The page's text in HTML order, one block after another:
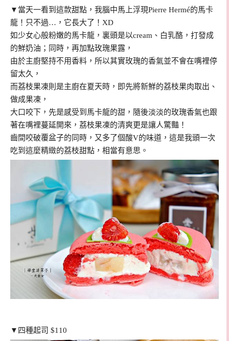
▼當天一看到這款甜點，我腦中馬上浮現Pierre Hermé的馬卡
龍！只不過…，它長大了！XD
如少女心般粉嫩的馬卡龍，裏頭是以cream、白乳酪，打發成
的鮮奶油；同時，再加點玫瑰果露，
由於主廚堅持不用香料，所以其實玫瑰的香氣並不會在嘴裡停
留太久，
而荔枝果凍則是主廚在夏天時，即先將新鮮的荔枝果肉取出、
做成果凍，
大口咬下，先是感受到馬卡龍的甜，隨後淡淡的玫瑰香氣也跟
著在嘴裡蔓延開來，荔枝果凍的清爽更是讓人驚豔！
齒間咬破覆盆子的同時，又多了個酸V的味道，這是我頭一次
吃到這麼精緻的荔枝甜點，相當有意思。
▼四種起司 $110